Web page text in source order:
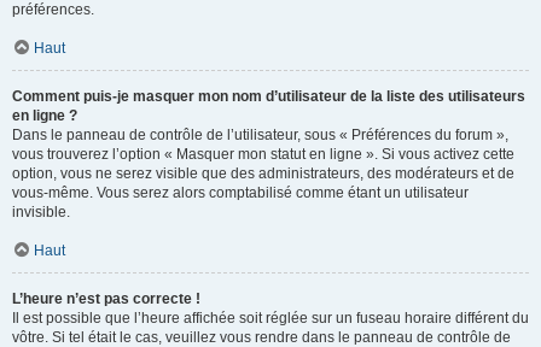
préférences.
Haut
Comment puis-je masquer mon nom d’utilisateur de la liste des utilisateurs
en ligne ?
Dans le panneau de contrôle de l’utilisateur, sous « Préférences du forum »,
vous trouverez l’option « Masquer mon statut en ligne ». Si vous activez cette
option, vous ne serez visible que des administrateurs, des modérateurs et de
vous-même. Vous serez alors comptabilisé comme étant un utilisateur
invisible.
Haut
L’heure n’est pas correcte !
Il est possible que l’heure affichée soit réglée sur un fuseau horaire différent du
vôtre. Si tel était le cas, veuillez vous rendre dans le panneau de contrôle de